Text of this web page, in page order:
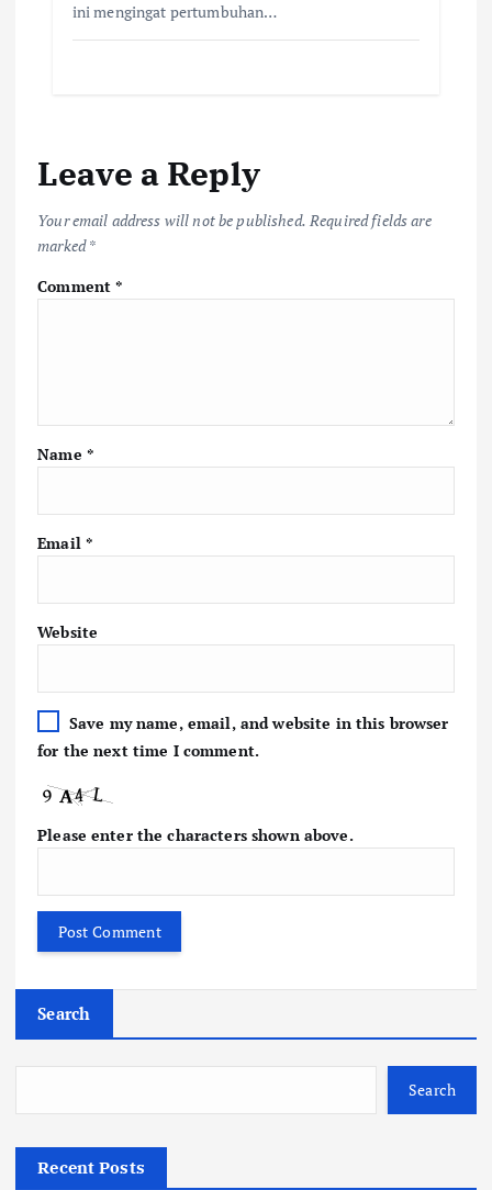
ini mengingat pertumbuhan…
Leave a Reply
Your email address will not be published. Required fields are
marked*
Comment*
Name *
Email *
Website
Save my name, email, and website in this browser
for the next time I comment.
Please enter the characters shown above.
Search
Search
Recent Posts